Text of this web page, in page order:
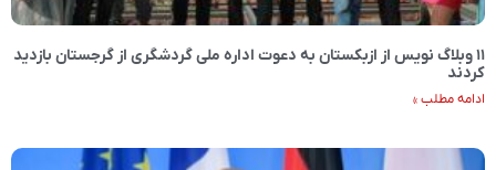
۱۱ وبلاگ نویس از ازبکستان به دعوت اداره ملی گردشگری از گرجستان بازدید
کردند
ادامه مطلب »